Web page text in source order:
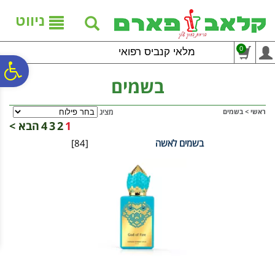
נגישות
אתר
המרכזי
ניווט
מלאי קנביס רפואי 0
בשמים
ראשי > בשמים מציג
1
2
3
4הבא >
[84] בשמים לאשה